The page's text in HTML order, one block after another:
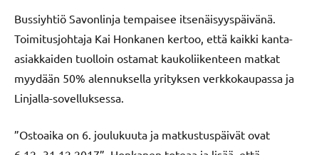
Bussiyhtiö Savonlinja tempaisee itsenäisyyspäivänä.
Toimitusjohtaja Kai Honkanen kertoo, että kaikki kanta-
asiakkaiden tuolloin ostamat kaukoliikenteen matkat
myydään 50% alennuksella yrityksen verkkokaupassa ja
Linjalla-sovelluksessa.
”Ostoaika on 6. joulukuuta ja matkustuspäivät ovat